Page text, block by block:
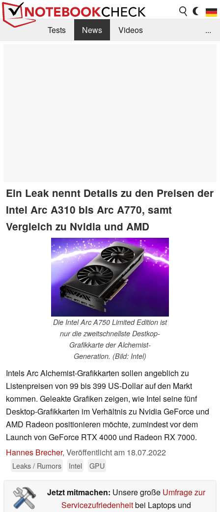
Tests News
Videos
...
Ein Leak nennt Details zu den Preisen der
Intel Arc A310 bis Arc A770, samt
Vergleich zu Nvidia und AMD
Die Intel Arc A750 Limited Edition ist
nur die zweitschnellste Destkop-
Grafikkarte der Alchemist-
Generation. (Bild: Intel)
Intels Arc Alchemist-Grafikkarten sollen angeblich zu
Listenpreisen von 99 bis 399 US-Dollar auf den Markt
kommen. Geleakte Grafiken zeigen, wie Intel seine fünf
Desktop-Grafikkarten im Verhältnis zu Nvidia GeForce und
AMD Radeon positionieren möchte, zumindest vor dem
Launch von GeForce RTX 4000 und Radeon RX 7000.
Hannes Brecher, Veröffentlicht am 18.07.2022
Leaks / Rumors Intel GPU
Jetzt mitmachen: Unsere große Umfrage zur
Servicezufriedenheitbei Laptops und